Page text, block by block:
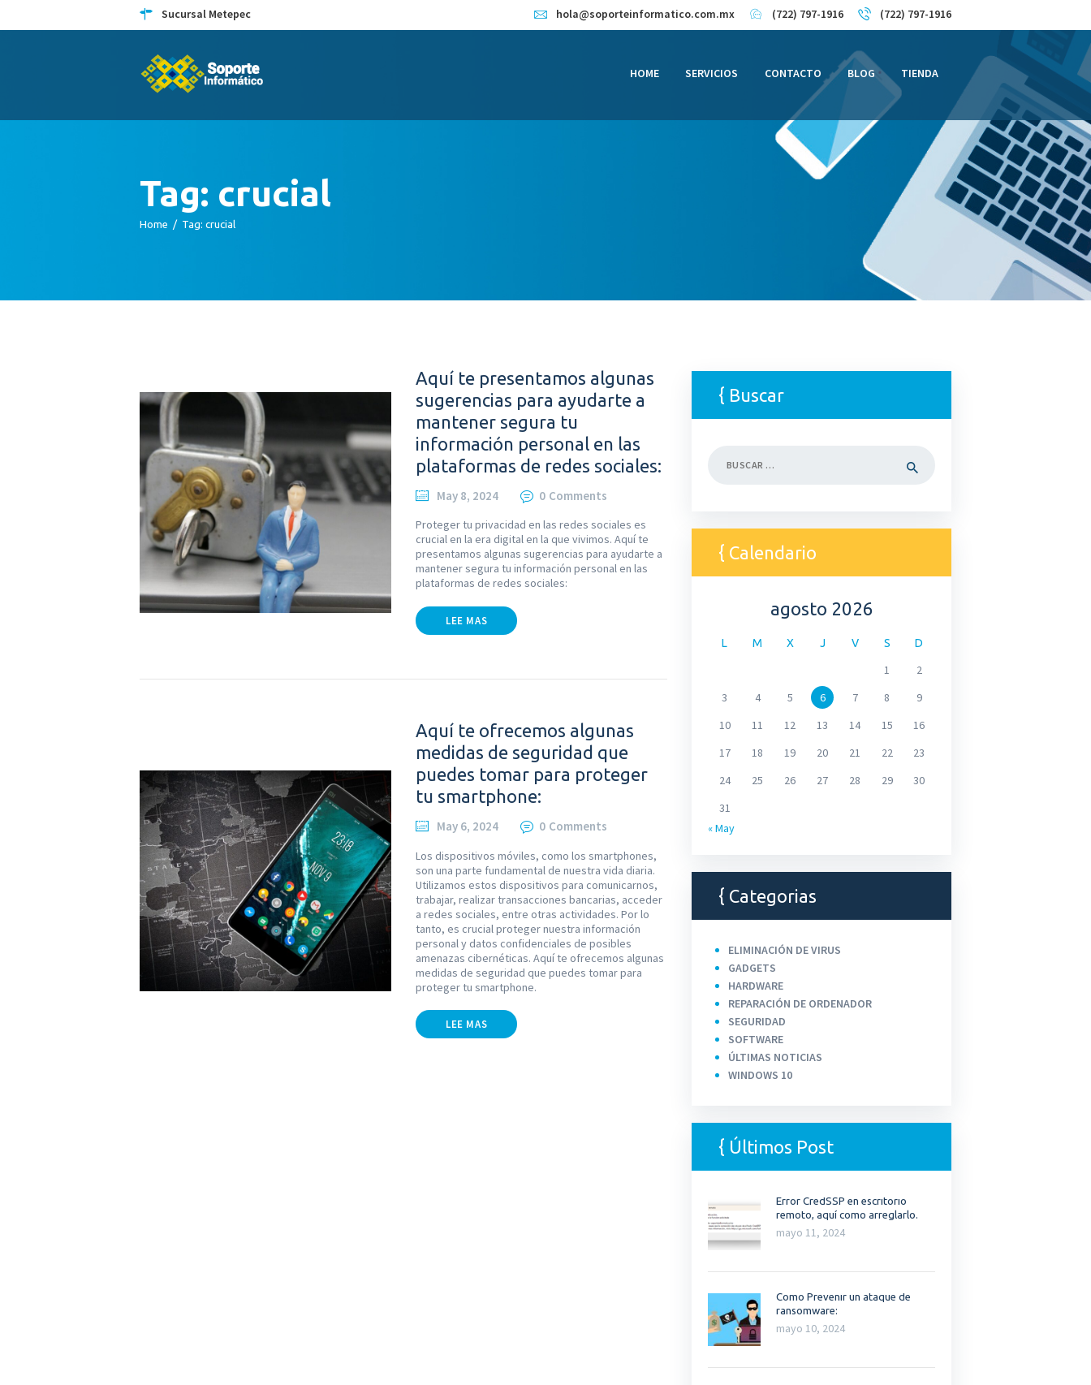
Sucursal Metepec hola@soporteinformatico.com.mx (722) 797-1916 (722) 797-1916
HOME SERVICIOS CONTACTO BLOG TIENDA
Tag: crucial
Home Tag: crucial
Aquí te presentamos algunas
sugerencias para ayudarte a
mantener segura tu
información personal en las
plataformas de redes sociales:
May 8, 2024 0 Comments
Proteger tu privacidad en las redes sociales es
crucial en la era digital en la que vivimos. Aquí te
presentamos algunas sugerencias para ayudarte a
mantener segura tu información personal en las
plataformas de redes sociales:
LEE MAS
Aquí te ofrecemos algunas
medidas de seguridad que
puedes tomar para proteger
tu smartphone:
May 6, 2024 0 Comments
Los dispositivos móviles, como los smartphones,
son una parte fundamental de nuestra vida diaria.
Utilizamos estos dispositivos para comunicarnos,
trabajar, realizar transacciones bancarias, acceder
a redes sociales, entre otras actividades. Por lo
tanto, es crucial proteger nuestra información
personal y datos confidenciales de posibles
amenazas cibernéticas. Aquí te ofrecemos algunas
medidas de seguridad que puedes tomar para
proteger tu smartphone.
LEE MAS
Buscar
Calendario
agosto 2026
L M X J V S D
1
2
3
4 5 6 7 8
9
10
11 12 13 14 15
16
17
18 19 20 21 22
23
24
25 26 27 28 29
30
31
« May
Categorias
ELIMINACIÓN DE VIRUS
GADGETS
HARDWARE
REPARACIÓN DE ORDENADOR
SEGURIDAD
SOFTWARE
ÚLTIMAS NOTICIAS
WINDOWS 10
Últimos Post
Error CredSSP en escritorio
remoto, aquí como arreglarlo.
mayo 11, 2024
Como Prevenir un ataque de
ransomware:
mayo 10, 2024